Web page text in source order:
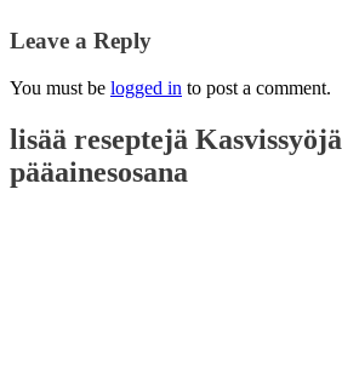
Leave a Reply
You must be logged in to post a comment.
lisää reseptejä Kasvissyöjä
pääainesosana